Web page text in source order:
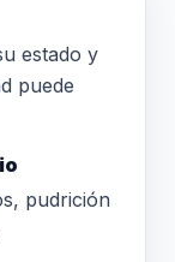
estado y
puede
pudrición